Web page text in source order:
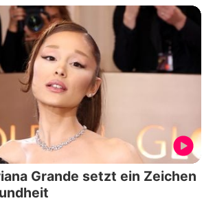
Grande setzt ein Zeichen